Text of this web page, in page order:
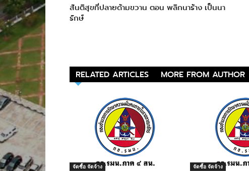
สันติสุขที่ปลายด้ามขวาน ตอน พลิกนาร้าง เป็นนา
รักษ์
RELATED ARTICLES MORE FROM AUTHOR
จัดซื้อ จัดจ้าง จัดซื้อ จัดจ้าง